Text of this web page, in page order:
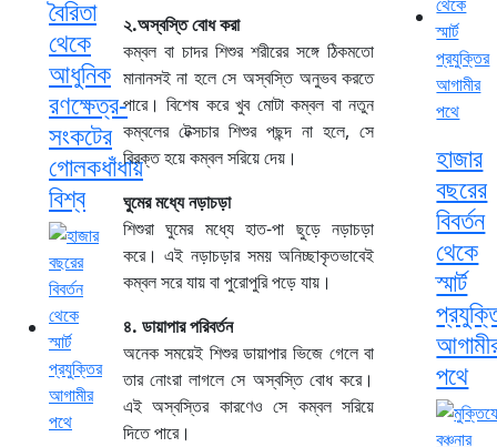
বৈরিতা
থেকে
আধুনিক
রণক্ষেত্র-
সংকটের
গোলকধাঁধায়
বিশ্ব
২.অস্বস্তি বোধ করা
কম্বল বা চাদর শিশুর শরীরের সঙ্গে ঠিকমতো
মানানসই না হলে সে অস্বস্তি অনুভব করতে
পারে। বিশেষ করে খুব মোটা কম্বল বা নতুন
কম্বলের টেক্সচার শিশুর পছন্দ না হলে, সে
বিরক্ত হয়ে কম্বল সরিয়ে দেয়।
ঘুমের মধ্যে নড়াচড়া
শিশুরা ঘুমের মধ্যে হাত-পা ছুড়ে নড়াচড়া
করে। এই নড়াচড়ার সময় অনিচ্ছাকৃতভাবেই
কম্বল সরে যায় বা পুরোপুরি পড়ে যায়।
৪. ডায়াপার পরিবর্তন
অনেক সময়েই শিশুর ডায়াপার ভিজে গেলে বা
তার নোংরা লাগলে সে অস্বস্তি বোধ করে।
এই অস্বস্তির কারণেও সে কম্বল সরিয়ে
দিতে পারে।
হাজার
বছরের
বিবর্তন
থেকে
স্মার্ট
পথে